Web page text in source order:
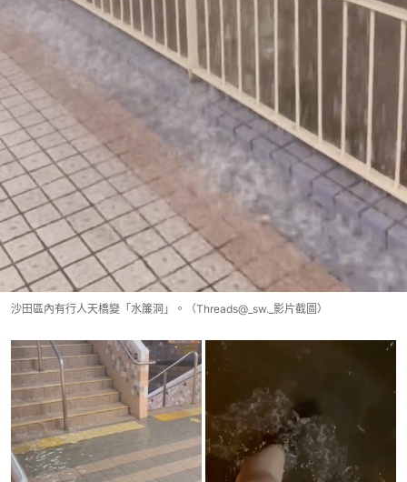
沙田區內有行人天橋變「水簾洞」。（Threads@_sw._影片截圖）